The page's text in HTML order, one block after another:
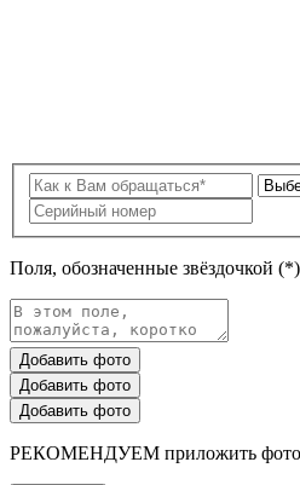
Поля, обозначенные звёздочкой
Добавить фото
Добавить фото
Добавить фото
РЕКОМЕНДУЕМ приложить фото к